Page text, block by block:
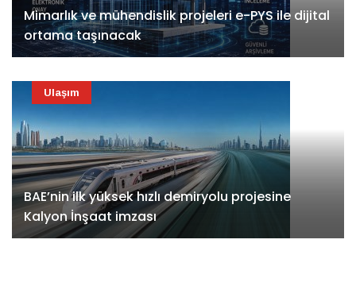
Mimarlık ve mühendislik projeleri e-PYS ile dijital
ortama taşınacak
BAE’nin ilk yüksek hızlı demiryolu projesine
Kalyon İnşaat imzası
Ulaşım